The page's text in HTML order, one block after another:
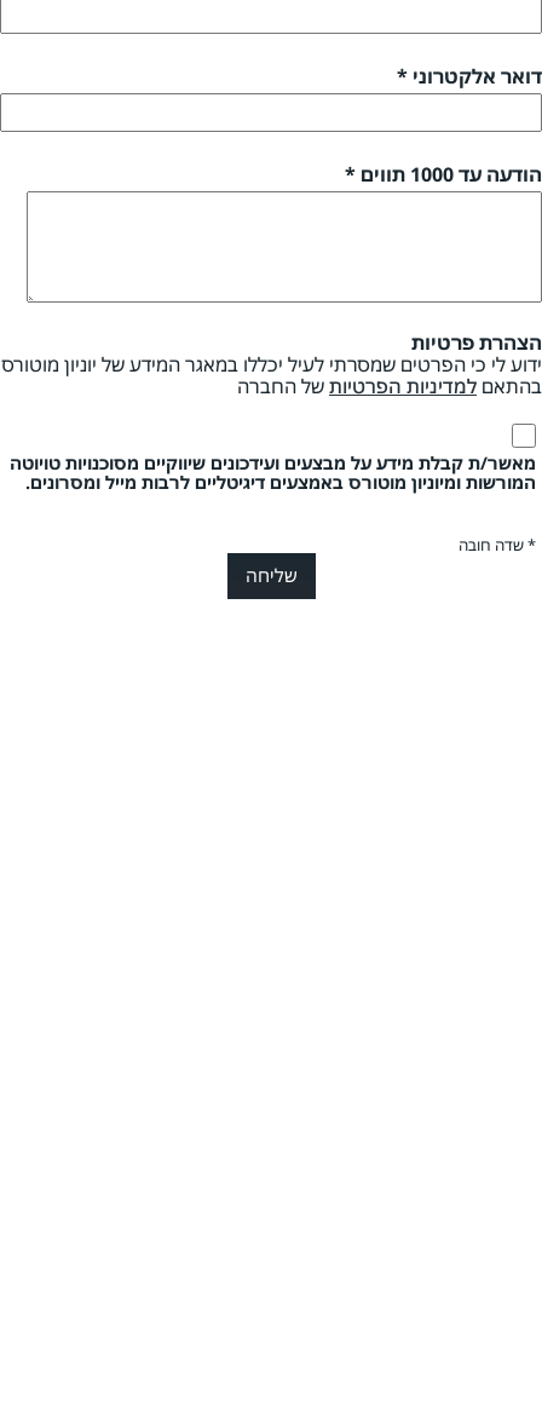
דואר אלקטרוני *
הודעה עד 1000 תווים *
הצהרת פרטיות
ידוע לי כי הפרטים שמסרתי לעיל יכללו במאגר המידע של יוניון מוטורס
בהתאם למדיניות הפרטיותשל החברה
מאשר/ת קבלת מידע על מבצעים ועידכונים שיווקיים מסוכנויות טויוטה
המורשות ומיוניון מוטורס באמצעים דיגיטליים לרבות מייל ומסרונים.
* שדה חובה